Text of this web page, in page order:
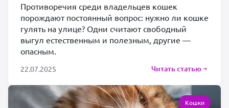
Противоречия среди владельцев кошек
порождают постоянный вопрос: нужно ли кошке
гулять на улице? Одни считают свободный
выгул естественным и полезным, другие —
опасным.
22.07.2025 Читать статью
Кошки